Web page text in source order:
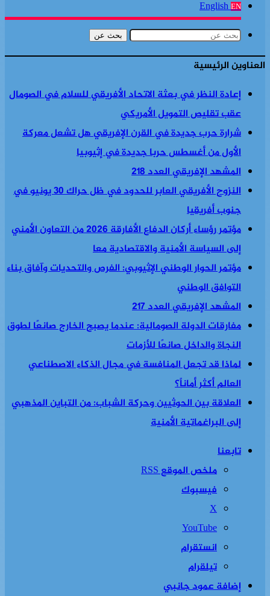
English EN
بحث عن
العناوين الرئيسية
إعادة النظر في بعثة الاتحاد الأفريقي للسلام في الصومال
عقب تقليص التمويل الأمريكي
شرارة حرب جديدة في القرن الإفريقي هل تشعل معركة
الأول من أغسطس حربا جديدة في إثيوبيا
المشهد الإفريقي العدد 218
النزوح الأفريقي العابر للحدود في ظل حراك 30 يونيو في
جنوب أفريقيا
مؤتمر رؤساء أركان الدفاع الأفارقة 2026 من التعاون الأمني
إلى السياسة الأمنية والاقتصادية معا
مؤتمر الحوار الوطني الإثيوبي: الفرص والتحديات وآفاق بناء
التوافق الوطني
المشهد الإفريقي العدد 217
مفارقات الدولة الصومالية: عندما يصبح الخارج صانعًا لطوق
النجاة والداخل صانعًا للأزمات
لماذا قد تجعل المنافسة في مجال الذكاء الاصطناعي
العالم أكثر أماناً؟
العلاقة بين الحوثيين وحركة الشباب: من التباين المذهبي
إلى البراغماتية الأمنية
تابعنا
ملخص الموقع RSS
فيسبوك
‫X
‫YouTube
انستقرام
تيلقرام
إضافة عمود جانبي